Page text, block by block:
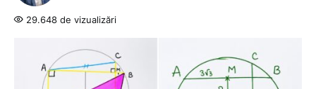
29.648 de vizualizări